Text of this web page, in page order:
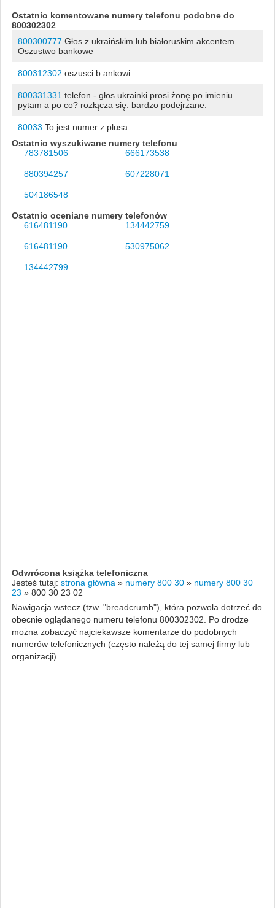
Ostatnio komentowane numery telefonu podobne do
800302302
800300777 Głos z ukraińskim lub białoruskim akcentem
Oszustwo bankowe
800312302 oszusci b ankowi
800331331 telefon - głos ukrainki prosi żonę po imieniu.
pytam a po co? rozłącza się. bardzo podejrzane.
80033 To jest numer z plusa
Ostatnio wyszukiwane numery telefonu
783781506
666173538
880394257 607228071
504186548
Ostatnio oceniane numery telefonów
616481190
134442759
616481190 530975062
134442799
Odwrócona książka telefoniczna
Jesteś tutaj: strona główna » numery 800 30 » numery 800 30
23 » 800 30 23 02
Nawigacja wstecz (tzw. "breadcrumb"), która pozwola dotrzeć do
obecnie oglądanego numeru telefonu 800302302. Po drodze
można zobaczyć najciekawsze komentarze do podobnych
numerów telefonicznych (często należą do tej samej firmy lub
organizacji).